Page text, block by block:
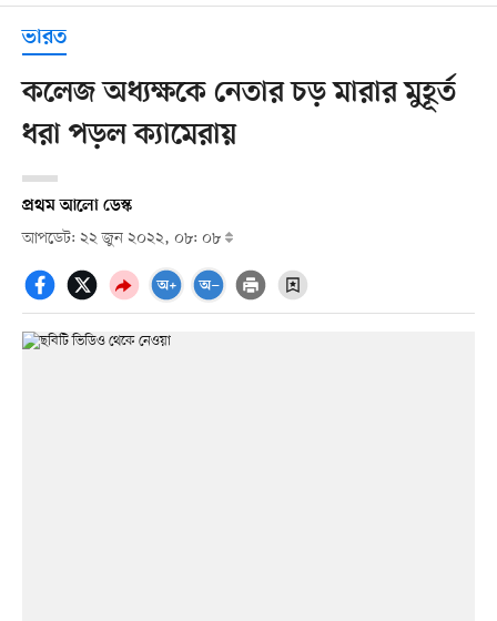
ভারত
কলেজ অধ্যক্ষকে নেতার চড় মারার মুহূর্ত
ধরা পড়ল ক্যামেরায়
প্রথম আলো ডেস্ক
আপডেট: ২২ জুন ২০২২, ০৮: ০৮